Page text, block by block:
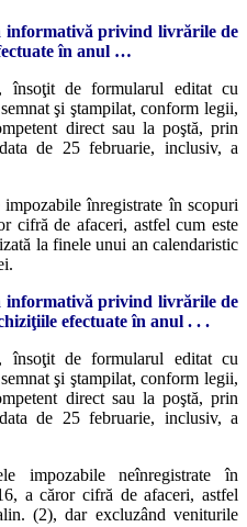
informativă privind livrările de
în anul …
însoţit de formularul editat cu
şi ştampilat, conform legii,
direct sau la poştă, prin
de 25 februarie, inclusiv, a
impozabile înregistrate în scopuri
cifră de afaceri, astfel cum este
la finele unui an calendaristic
informativă privind livrările de
efectuate în anul . . .
însoţit de formularul editat cu
şi ştampilat, conform legii,
direct sau la poştă, prin
de 25 februarie, inclusiv, a
impozabile neînregistrate în
a căror cifră de afaceri, astfel
(2), dar excluzând veniturile